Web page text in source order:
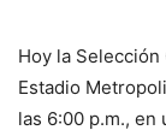
Hoy la
Estadio
las 6:00 p.m.,